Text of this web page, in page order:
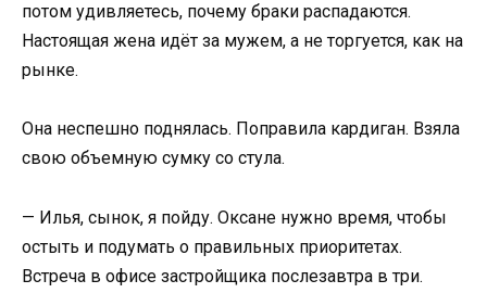
потом удивляетесь, почему браки распадаются.
Настоящая жена идёт за мужем, а не торгуется, как на
рынке.
Она неспешно поднялась. Поправила кардиган. Взяла
свою объемную сумку со стула.
— Илья, сынок, я пойду. Оксане нужно время, чтобы
остыть и подумать о правильных приоритетах.
Встреча в офисе застройщика послезавтра в три.